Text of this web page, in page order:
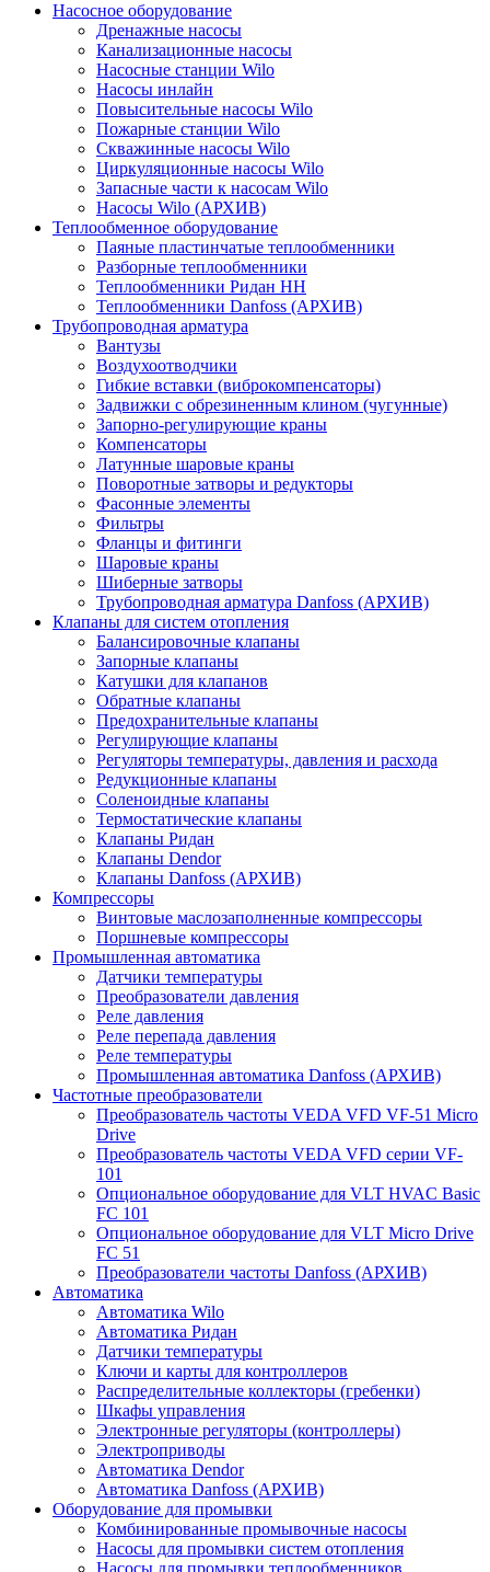
Насосное оборудование
Дренажные насосы
Канализационные насосы
Насосные станции Wilo
Насосы инлайн
Повысительные насосы Wilo
Пожарные станции Wilo
Скважинные насосы Wilo
Циркуляционные насосы Wilo
Запасные части к насосам Wilo
Насосы Wilo (АРХИВ)
Теплообменное оборудование
Паяные пластинчатые теплообменники
Разборные теплообменники
Теплообменники Ридан НН
Теплообменники Danfoss (АРХИВ)
Трубопроводная арматура
Вантузы
Воздухоотводчики
Гибкие вставки (виброкомпенсаторы)
Задвижки с обрезиненным клином (чугунные)
Запорно-регулирующие краны
Компенсаторы
Латунные шаровые краны
Поворотные затворы и редукторы
Фасонные элементы
Фильтры
Фланцы и фитинги
Шаровые краны
Шиберные затворы
Трубопроводная арматура Danfoss (АРХИВ)
Клапаны для систем отопления
Балансировочные клапаны
Запорные клапаны
Катушки для клапанов
Обратные клапаны
Предохранительные клапаны
Регулирующие клапаны
Регуляторы температуры, давления и расхода
Редукционные клапаны
Соленоидные клапаны
Термостатические клапаны
Клапаны Ридан
Клапаны Dendor
Клапаны Danfoss (АРХИВ)
Компрессоры
Винтовые маслозаполненные компрессоры
Поршневые компрессоры
Промышленная автоматика
Датчики температуры
Преобразователи давления
Реле давления
Реле перепада давления
Реле температуры
Промышленная автоматика Danfoss (АРХИВ)
Частотные преобразователи
Преобразователь частоты VEDA VFD VF-51 Micro
Drive
Преобразователь частоты VEDA VFD серии VF-
101
Опциональное оборудование для VLT HVAC Basic
FC 101
Опциональное оборудование для VLT Micro Drive
FC 51
Преобразователи частоты Danfoss (АРХИВ)
Автоматика
Автоматика Wilo
Автоматика Ридан
Датчики температуры
Ключи и карты для контроллеров
Распределительные коллекторы (гребенки)
Шкафы управления
Электронные регуляторы (контроллеры)
Электроприводы
Автоматика Dendor
Автоматика Danfoss (АРХИВ)
Оборудование для промывки
Комбинированные промывочные насосы
Насосы для промывки систем отопления
Насосы для промывки теплообменников